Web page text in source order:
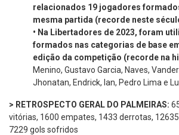
relacionados 19 jogadores
mesma partida (recorde neste
• Na Libertadores de 2023, foram
formados nas categorias de base
edição da competição (recorde na
Menino, Gustavo Garcia, Naves,
Jhonatan, Endrick, Ian, Pedro Lima e
> RETROSPECTO GERAL DO PALMEIRAS:
vitórias, 1600 empates, 1433 derrotas,
7229 gols sofridos